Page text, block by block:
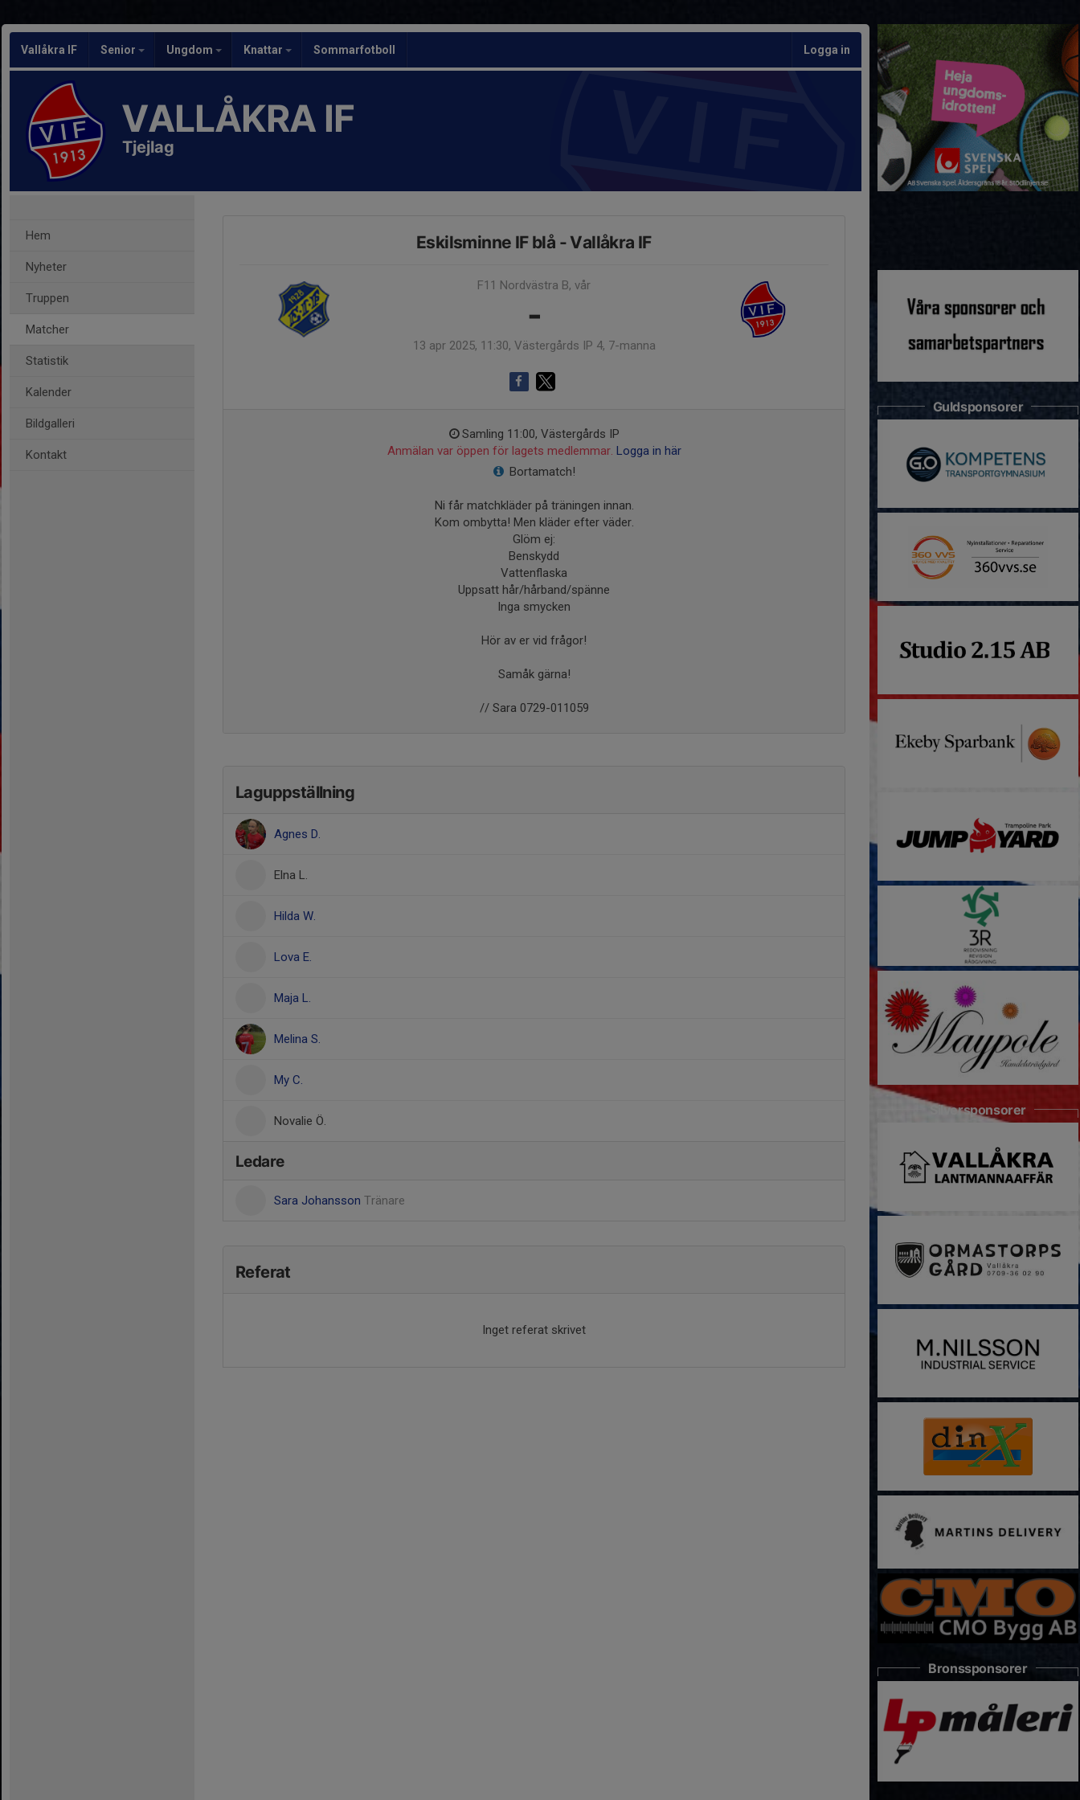
Vallåkra IF Senior Ungdom Knattar Sommarfotboll Logga in
VALLÅKRA IF
Tjejlag
Hem
Nyheter
Truppen
Matcher
Statistik
Kalender
Bildgalleri
Kontakt
Eskilsminne IF blå - Vallåkra IF
F11 Nordvästra B, vår
-
13 apr 2025, 11:30, Västergårds IP 4, 7-manna
Samling 11:00, Västergårds IP
Anmälan var öppen för lagets medlemmar. Logga in här
Bortamatch!
Ni får matchkläder på träningen innan.
Kom ombytta! Men kläder efter väder.
Glöm ej:
Benskydd
Vattenflaska
Uppsatt hår/hårband/spänne
Inga smycken
Hör av er vid frågor!
Samåk gärna!
// Sara 0729-011059
Laguppställning
Agnes D.
Elna L.
Hilda W.
Lova E.
Maja L.
Melina S.
My C.
Novalie Ö.
Ledare
Sara Johansson Tränare
Referat
Inget referat skrivet
Guldsponsorer
Silversponsorer
Bronssponsorer